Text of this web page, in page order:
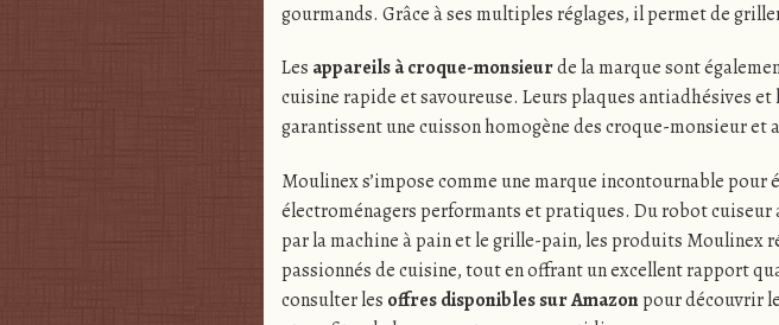
gourmands. Grâce à ses multiples réglages, il permet de
Les appareils à croque-monsieurde la marque sont
cuisine rapide et savoureuse. Leurs plaques antiadhésives et
garantissent une cuisson homogène des croque-monsieur
Moulinex s’impose comme une marque incontournable pour
électroménagers performants et pratiques. Du robot cuiseur
par la machine à pain et le grille-pain, les produits Moulinex
passionnés de cuisine, tout en offrant un excellent rapport
consulter les offres disponibles sur Amazonpour découvrir